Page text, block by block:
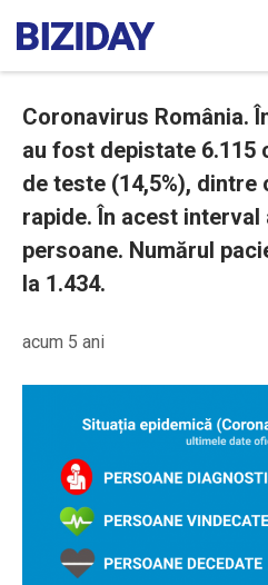
Coronavirus România.
au fost depistate 6.115
de teste (14,5%), dintre
rapide. În acest interval
persoane. Numărul
la 1.434.
acum 5 ani